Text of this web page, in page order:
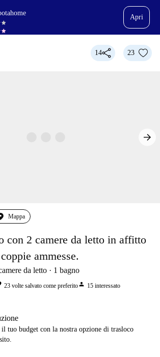
Apri
14 23
Mappa
con 2 camere da letto in affitto
ammesse.
da letto 1 bagno
23 volte salvato come preferitoperson 15 interessato
tuo budget con la nostra opzione di trasloco